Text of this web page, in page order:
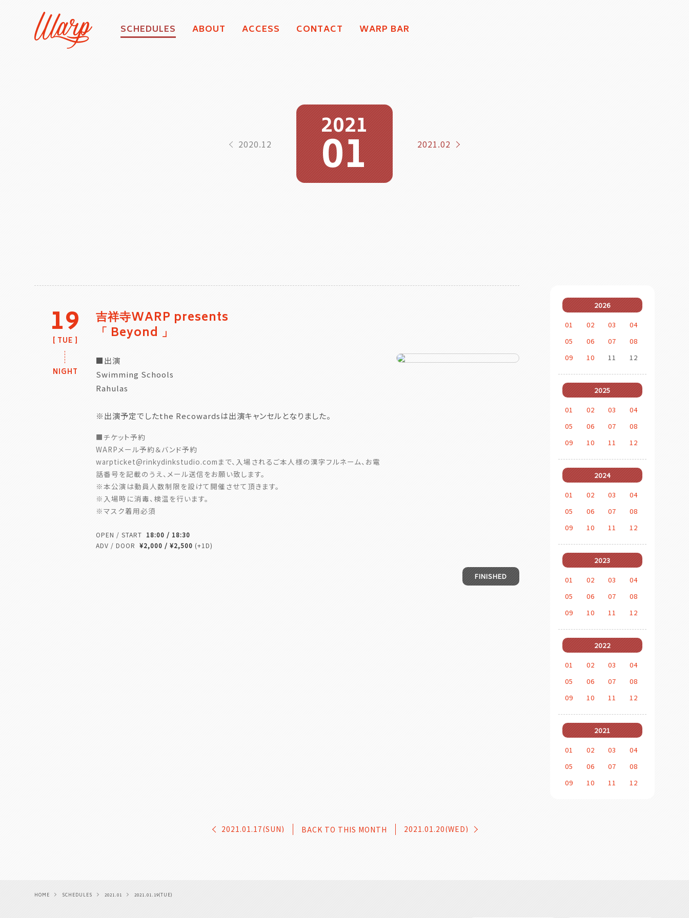
SCHEDULES ABOUT ACCESS CONTACT WARP BAR
2021
01
2020.12 2021.02
19
TUE
NIGHT
吉祥寺WARP presents
「 Beyond 」
■出演
Swimming Schools
Rahulas
※出演予定でしたthe Recowardsは出演キャンセルとなりました。
■チケット予約
WARPメール予約＆バンド予約
warpticket@rinkydinkstudio.comまで、入場されるご本人様の漢字フルネーム、お電
話番号を記載のうえ、メール送信をお願い致します。
※本公演は動員人数制限を設けて開催させて頂きます。
※入場時に消毒、検温を行います。
※マスク着用必須
OPEN / START 18:00 / 18:30
ADV / DOOR
¥2,000 / ¥2,500 (+1D)
FINISHED
2026
01
02 03
04
05
06 07
08
09
10 11 12
2025
01
02 03
04
05
06 07
08
09
10 11 12
2024
01
02 03
04
05
06 07
08
09
10 11 12
2023
01
02 03
04
05
06 07
08
09
10 11 12
2022
01
02 03
04
05
06 07
08
09
10 11 12
2021
01
02 03
04
05
06 07
08
09
10 11 12
2021.01.17(SUN) 2021.01.20(WED)
BACK TO THIS MONTH
HOME SCHEDULES 2021.01 2021.01.19(TUE)